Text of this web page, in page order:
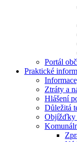
Portál
Praktické
Ztráty a
Hlášení
Důležitá
Objížďky